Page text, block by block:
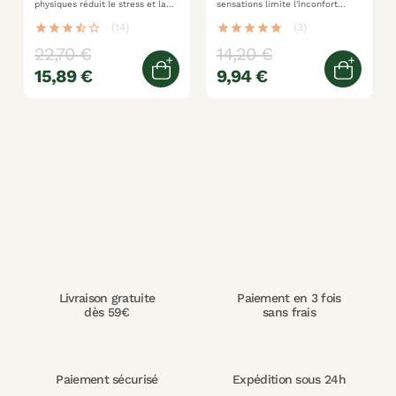
physiques réduit le stress et la
gluten
star star star star_half star_border (14)
22,70 €
15,89 €
Ajouter au panier
sensations limite l'inconfort
star star star star star (3)
14,20 €
9,94 €
Livraison gratuite
dès 59€
Paiement en 3 fois
sans frais
Paiement sécurisé Expédition sous 24h